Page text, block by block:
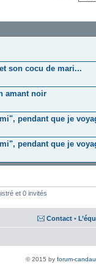
son cocu de mari...
amant noir
pendant que je
pendant que je
et 0 invités
Contact •
© 2015 by forum-